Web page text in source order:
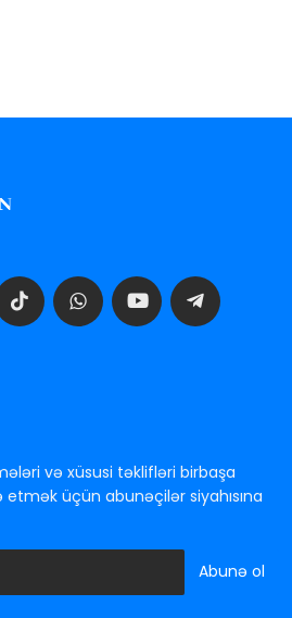
və xüsusi təklifləri birbaşa
üçün abunəçilər siyahısına
Abunə ol